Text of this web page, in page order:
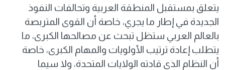
يتعلق بمستقبل المنطقة العربية وتحالفات النفوذ
الجديدة في إطار ما يجري، خاصة أن القوى المتربصة
بالعالم العربي ستظل تبحث عن مصالحها الكبرى، ما
يتطلب إعادة ترتيب الأولويات والمهام الكبرى، خاصة
أن النظام الذي قادته الولايات المتحدة، ولا سيما